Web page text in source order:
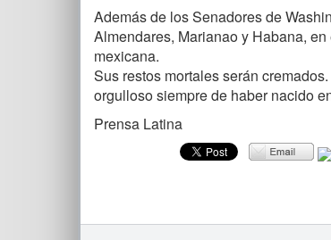
Además de los Senadores de
Almendares, Marianao y Habana,
mexicana.
Sus restos mortales serán
orgulloso siempre de haber nacido
Prensa Latina